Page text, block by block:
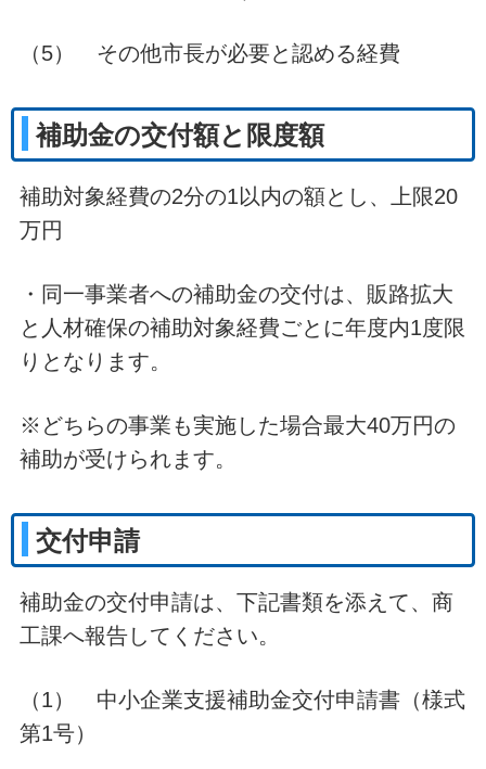
（5） その他市長が必要と認める経費
補助金の交付額と限度額
補助対象経費の2分の1以内の額とし、上限20
万円
・同一事業者への補助金の交付は、販路拡大
と人材確保の補助対象経費ごとに年度内1度限
りとなります。
※どちらの事業も実施した場合最大40万円の
補助が受けられます。
交付申請
補助金の交付申請は、下記書類を添えて、商
工課へ報告してください。
（1） 中小企業支援補助金交付申請書（様式
第1号）